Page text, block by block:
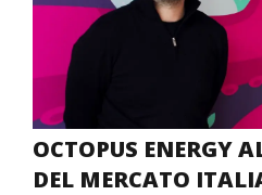
OCTOPUS ENERGY
DEL MERCATO